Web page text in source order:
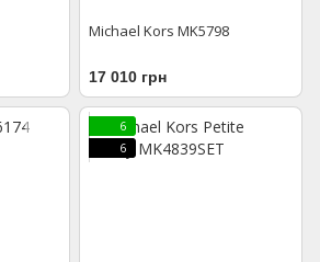
Michael Kors MK5798
17 010 грн
6
6